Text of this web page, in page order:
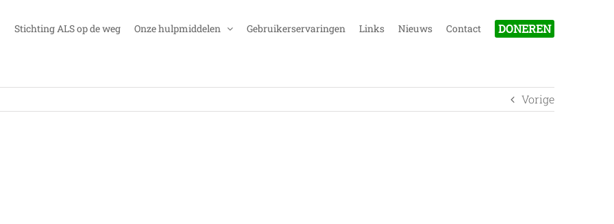
Stichting ALS op de weg Onze hulpmiddelen Gebruikerservaringen Links Nieuws Contact DONEREN
Vorige